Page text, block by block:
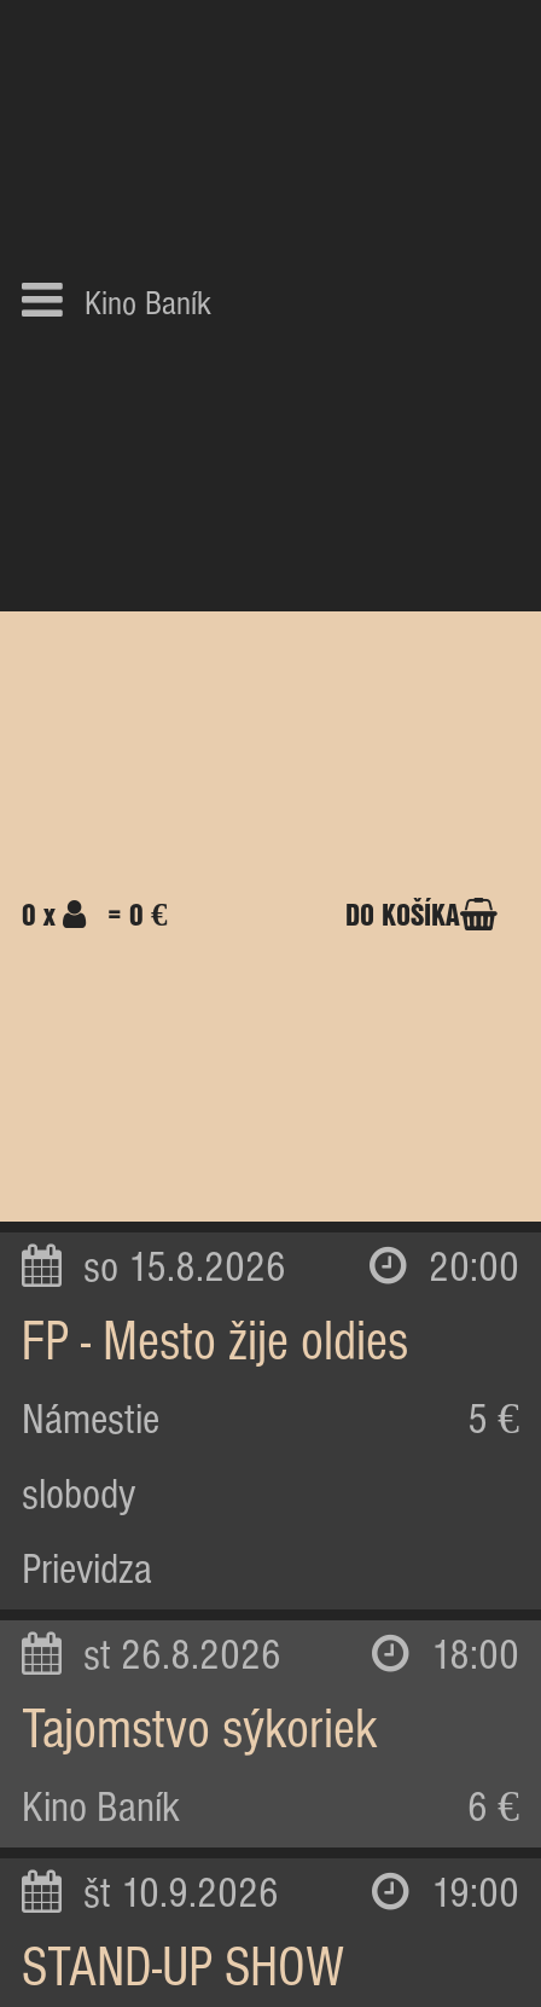
Kino Baník
0 x = 0 € DO KOŠÍKA
so 15.8.2026 20:00
FP - Mesto žije oldies
Námestie
slobody
Prievidza
5 €
st 26.8.2026 18:00
Tajomstvo sýkoriek
Kino Baník 6 €
št 10.9.2026 19:00
STAND-UP SHOW